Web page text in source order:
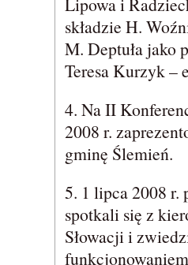
składzie H.
M. Deptuła jako
Teresa Kurzyk –
4. Na II
2008 r.
gminę Ślemień.
5. 1 lipca 2008
spotkali się z
Słowacji i